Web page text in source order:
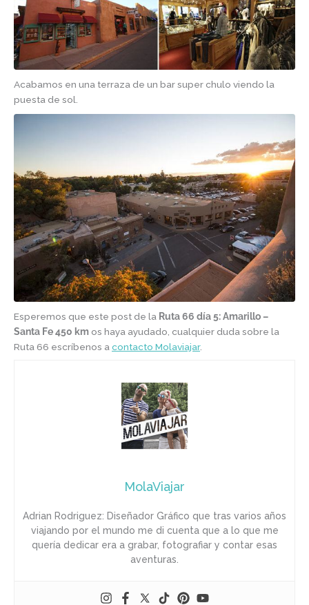
Acabamos en una terraza de un bar super chulo viendo la
puesta de sol.
Esperemos que este post de la Ruta 66 día 5: Amarillo –
Santa Fe 450 km os haya ayudado, cualquier duda sobre la
Ruta 66 escríbenos acontacto Molaviajar.
MolaViajar
Adrian Rodriguez: Diseñador Gráfico que tras varios años
viajando por el mundo me di cuenta que a lo que me
quería dedicar era a grabar, fotografiar y contar esas
aventuras.